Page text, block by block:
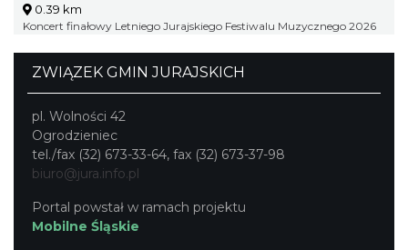
0.39 km
Koncert finałowy Letniego Jurajskiego Festiwalu Muzycznego 2026
ZWIĄZEK GMIN JURAJSKICH
pl. Wolności 42
Ogrodzieniec
tel./fax (32) 673-33-64, fax (32) 673-37-98
biuro@jura.info.pl
Portal powstał w ramach projektu
Mobilne Śląskie